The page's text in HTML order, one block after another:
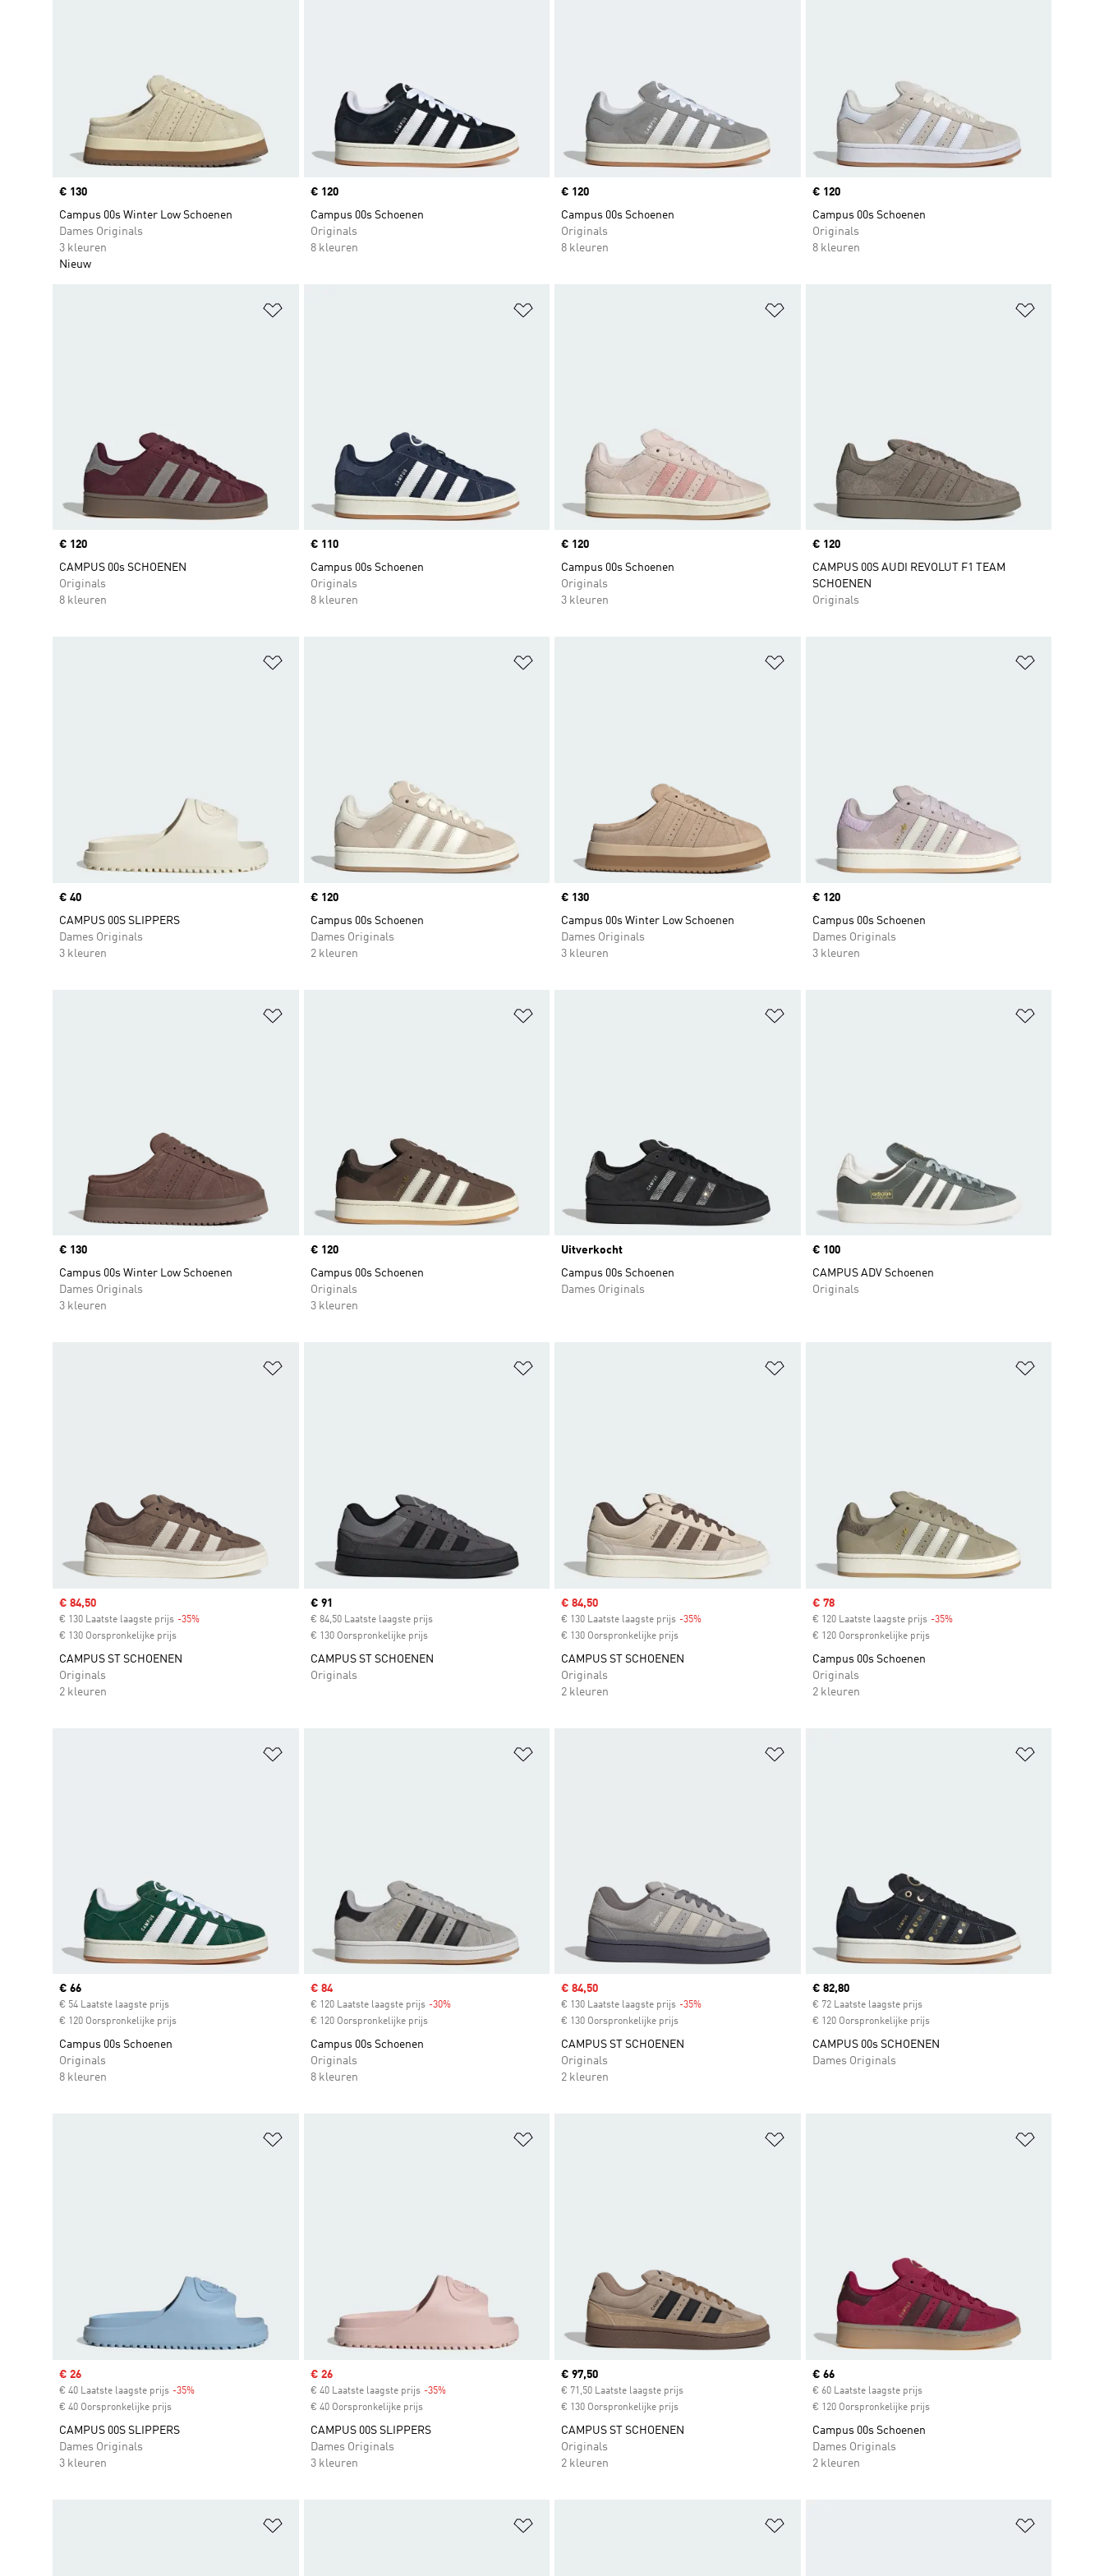
Price
€ 130
Campus 00s Winter Low Schoenen
Dames Originals
3 kleuren
Nieuw
Price
€ 120
Campus 00s Schoenen
Originals
8 kleuren
Price
€ 120
Campus 00s Schoenen
Originals
8 kleuren
Price
€ 120
Campus 00s Schoenen
Originals
8 kleuren
Price
€ 120
CAMPUS 00s SCHOENEN
Originals
8 kleuren
Price
€ 110
Campus 00s Schoenen
Originals
8 kleuren
Price
€ 120
Campus 00s Schoenen
Originals
3 kleuren
Price
€ 120
CAMPUS 00S AUDI REVOLUT F1 TEAM
SCHOENEN
Originals
Price
€ 40
CAMPUS 00S SLIPPERS
Dames Originals
3 kleuren
Price
€ 120
Campus 00s Schoenen
Dames Originals
2 kleuren
Price
€ 130
Campus 00s Winter Low Schoenen
Dames Originals
3 kleuren
Price
€ 120
Campus 00s Schoenen
Dames Originals
3 kleuren
Price
€ 130
Campus 00s Winter Low Schoenen
Dames Originals
3 kleuren
Price
€ 120
Campus 00s Schoenen
Originals
3 kleuren
Uitverkocht
Campus 00s Schoenen
Dames Originals
Price
€ 100
CAMPUS ADV Schoenen
Originals
Sale price
€ 84,50
€ 130 Laatste laagste prijs -35%
€ 130 Oorspronkelijke prijs
CAMPUS ST SCHOENEN
Originals
2 kleuren
Current price
€ 91
€ 84,50 Laatste laagste prijs
€ 130 Oorspronkelijke prijs
CAMPUS ST SCHOENEN
Originals
Sale price
€ 84,50
€ 130 Laatste laagste prijs -35%
€ 130 Oorspronkelijke prijs
CAMPUS ST SCHOENEN
Originals
2 kleuren
Sale price
€ 78
€ 120 Laatste laagste prijs -35%Discount
€ 120 Oorspronkelijke prijs
Campus 00s Schoenen
Originals
2 kleuren
Current price
€ 66
€ 54 Laatste laagste prijs
€ 120 Oorspronkelijke prijs
Campus 00s Schoenen
Originals
8 kleuren
Sale price
€ 84
€ 120 Laatste laagste prijs -30%Discount
€ 120 Oorspronkelijke prijs
Campus 00s Schoenen
Originals
8 kleuren
Sale price
€ 84,50
€ 130 Laatste laagste prijs -35%
€ 130 Oorspronkelijke prijs
CAMPUS ST SCHOENEN
Originals
2 kleuren
Current price
€ 82,80
€ 72 Laatste laagste prijs
€ 120 Oorspronkelijke prijs
CAMPUS 00s SCHOENEN
Dames Originals
Sale price
€ 26
€ 40 Laatste laagste prijs -35%
€ 40 Oorspronkelijke prijs
CAMPUS 00S SLIPPERS
Dames Originals
3 kleuren
Sale price
€ 26
€ 40 Laatste laagste prijs -35%Discount
€ 40 Oorspronkelijke prijs
CAMPUS 00S SLIPPERS
Dames Originals
3 kleuren
Current price
€ 97,50
€ 71,50 Laatste laagste prijs
€ 130 Oorspronkelijke prijs
CAMPUS ST SCHOENEN
Originals
2 kleuren
Current price
€ 66
€ 60 Laatste laagste prijs
€ 120 Oorspronkelijke prijs
Campus 00s Schoenen
Dames Originals
2 kleuren